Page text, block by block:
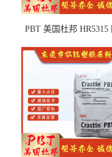
PBT 美国杜邦 HR5315
部件